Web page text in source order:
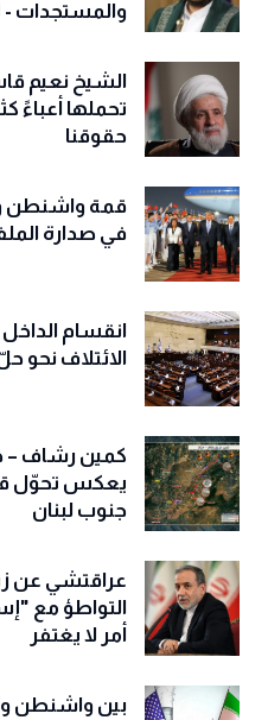
والمستجدات - 1\ذي الحجة\1447
الشيخ نعيم
تحملها أعباءً
حقوقنا
قمة واشنطن
في صدارة
انقسام
الائتلاف نحو
كمين رشاف –
يعكس تحوّل
جنوب لبنان
عراقتشي عن
التواطؤ مع
أمر لا يغتفر
بين واشنطن